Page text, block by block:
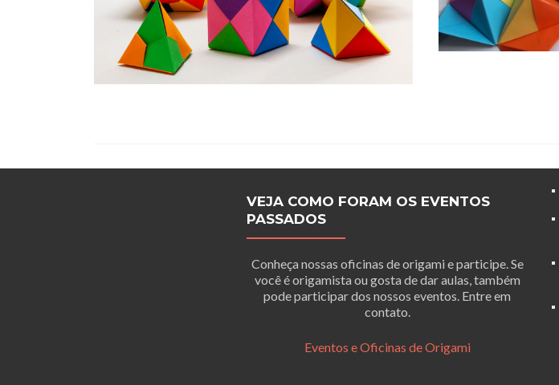
VEJA COMO FORAM OS EVENTOS
PASSADOS
Conheça nossas oficinas de origami e participe. Se
você é origamista ou gosta de dar aulas, também
pode participar dos nossos eventos. Entre em
contato.
Eventos e Oficinas de Origami